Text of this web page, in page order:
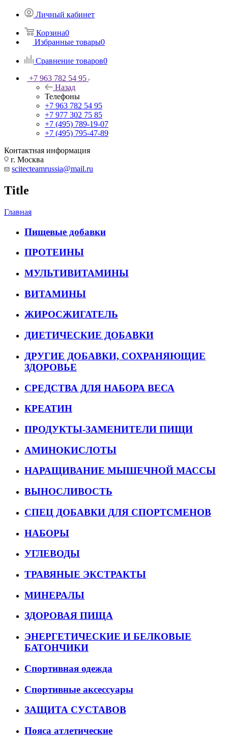
Личный кабинет
Корзина0
Избранные товары0
Сравнение товаров0
+7 963 782 54 95
Назад
Телефоны
+7 963 782 54 95
+7 977 302 75 85
+7 (495) 789-19-07
+7 (495) 795-47-89
Контактная информация
г. Москва
scitecteamrussia@mail.ru
Title
Главная
Пищевые добавки
ПРОТЕИНЫ
МУЛЬТИВИТАМИНЫ
ВИТАМИНЫ
ЖИРОСЖИГАТЕЛЬ
ДИЕТИЧЕСКИЕ ДОБАВКИ
ДРУГИЕ ДОБАВКИ, СОХРАНЯЮЩИЕ
ЗДОРОВЬЕ
СРЕДСТВА ДЛЯ НАБОРА ВЕСА
КРЕАТИН
ПРОДУКТЫ-ЗАМЕНИТЕЛИ ПИЩИ
АМИНОКИСЛОТЫ
НАРАЩИВАНИЕ МЫШЕЧНОЙ МАССЫ
ВЫНОСЛИВОСТЬ
СПЕЦ ДОБАВКИ ДЛЯ СПОРТСМЕНОВ
НАБОРЫ
УГЛЕВОДЫ
ТРАВЯНЫЕ ЭКСТРАКТЫ
МИНЕРАЛЫ
ЗДОРОВАЯ ПИЩА
ЭНЕРГЕТИЧЕСКИЕ И БЕЛКОВЫЕ
БАТОНЧИКИ
Спортивная одежда
Спортивные аксессуары
ЗАЩИТА СУСТАВОВ
Пояса атлетические